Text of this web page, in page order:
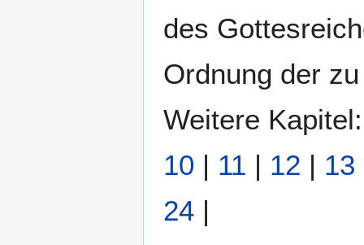
des
Ordnung der
Weitere
10 | 11 | 12 | 13
24 |